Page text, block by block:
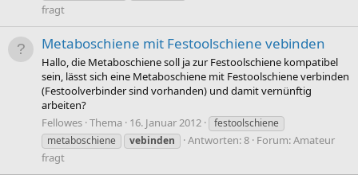
fragt
Metaboschiene mit Festoolschiene vebinden
Hallo, die Metaboschiene soll ja zur Festoolschiene kompatibel
sein, lässt sich eine Metaboschiene mit Festoolschiene verbinden
(Festoolverbinder sind vorhanden) und damit vernünftig
arbeiten?
Fellowes Thema 16. Januar 2012
festoolschiene
metaboschiene
vebinden Antworten: 8 Forum:Amateur
fragt